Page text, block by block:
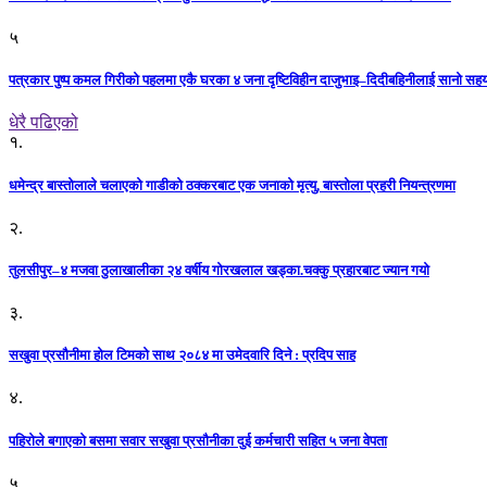
५
पत्रकार पुष्प कमल गिरीको पहलमा एकै घरका ४ जना दृष्टिविहीन दाजुभाइ–दिदीबहिनीलाई सानो
धेरै पढिएको
१.
धमेन्द्र बास्तोलाले चलाएको गाडीको ठक्करबाट एक जनाको मृत्यु, बास्तोला प्रहरी नियन्त्रणमा
२.
तुलसीपुर–४ मजवा ठुलाखालीका २४ वर्षीय गोरखलाल खड्का.चक्कु प्रहारबाट ज्यान गयो
३.
सखुवा प्रसौनीमा होल टिमको साथ २०८४ मा उमेदवारि दिने : प्रदिप साह
४.
पहिराेले बगाएकाे बसमा सवार सखुवा प्रसाैनीका दुई कर्मचारी सहित ५ जना वेपता
५.